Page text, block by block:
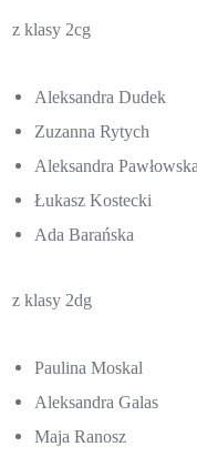
z klasy 2cg
Aleksandra Dudek
Zuzanna Rytych
Aleksandra
Łukasz Kostecki
Ada Barańska
z klasy 2dg
Paulina Moskal
Aleksandra Galas
Maja Ranosz